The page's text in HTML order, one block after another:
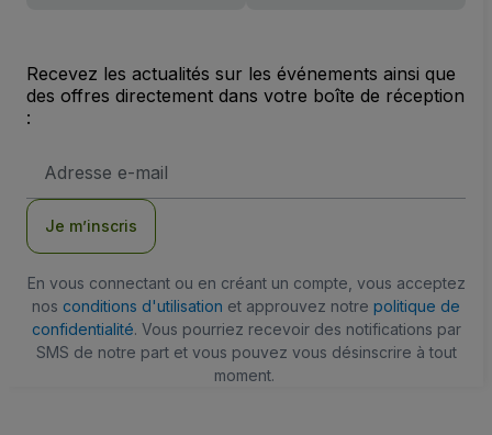
Recevez les actualités sur les événements ainsi que
des offres directement dans votre boîte de réception
:
e-
Je m’inscris
En vous connectant ou en créant un compte, vous acceptez
nos conditions d'utilisation et approuvez notre politique de
confidentialité. Vous pourriez recevoir des notifications par
SMS de notre part et vous pouvez vous désinscrire à tout
moment.